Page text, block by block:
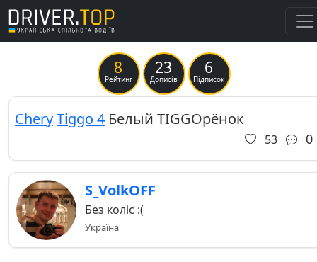
8
Рейтинг
23
Дописів
6
Підписок
CheryTiggo 4 Белый TIGGOрёнок
53 0
S_VolkOFF
Без коліс :(
Україна